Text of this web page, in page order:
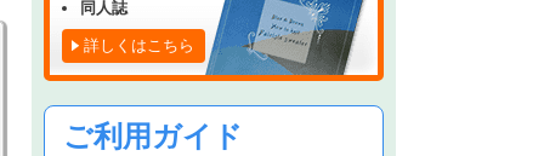
同人誌
詳しくはこちら
ご利用ガイド